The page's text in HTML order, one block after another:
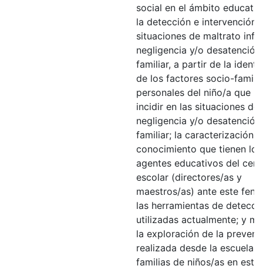
social en el ámbito
la detección e intervención
situaciones de maltrato
negligencia y/o desatención
familiar, a partir de la
de los factores socio-
personales del niño/a que
incidir en las situaciones de
negligencia y/o desatención
familiar; la caracterización
conocimiento que tienen los
agentes educativos del
escolar (directores/as y
maestros/as) ante este
las herramientas de
utilizadas actualmente; y
la exploración de la
realizada desde la escuela
familias de niños/as en